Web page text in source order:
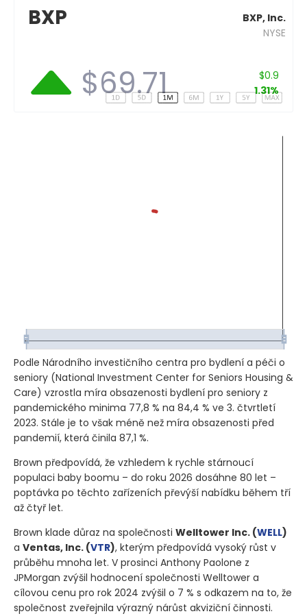
BXP
BXP, Inc.
NYSE
$69.71
$0.9
1.31%
Podle Národního investičního centra pro bydlení a péči o
seniory (National Investment Center for Seniors Housing &
Care) vzrostla míra obsazenosti bydlení pro seniory z
pandemického minima 77,8 % na 84,4 % ve 3. čtvrtletí
2023. Stále je to však méně než míra obsazenosti před
pandemií, která činila 87,1 %.
Brown předpovídá, že vzhledem k rychle stárnoucí
populaci baby boomu – do roku 2026 dosáhne 80 let –
poptávka po těchto zařízeních převýší nabídku během tří
až čtyř let.
Brown klade důraz na společnosti Welltower Inc. (WELL)
a Ventas, Inc. (VTR), kterým předpovídá vysoký růst v
průběhu mnoha let. V prosinci Anthony Paolone z
JPMorgan zvýšil hodnocení společnosti Welltower a
cílovou cenu pro rok 2024 zvýšil o 7 % s odkazem na to, že
společnost zveřejnila výrazný nárůst akviziční činnosti.